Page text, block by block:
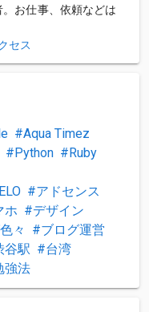
。お仕事、依頼などは
セス
Aqua Timez
Python
Ruby
アドセンス
ホ
デザイン
々
ブログ運営
谷駅
台湾
強法